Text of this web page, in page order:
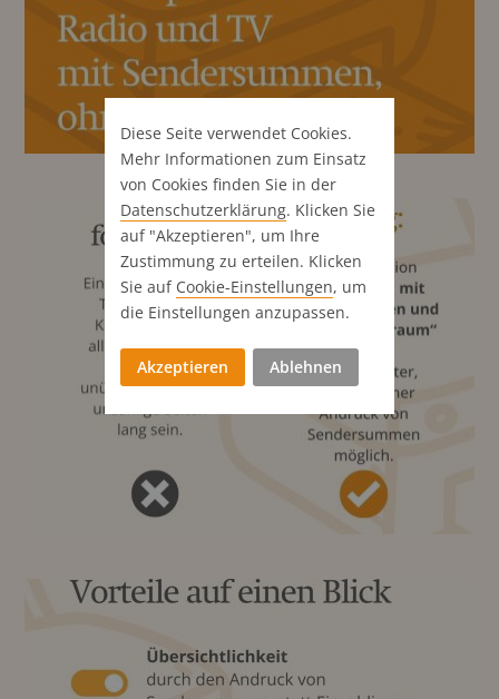
Diese Seite verwendet Cookies.
Mehr Informationen zum Einsatz
von Cookies finden Sie in der
Datenschutz­erklärung. Klicken Sie
auf "Akzeptieren", um Ihre
Zustimmung zu erteilen. Klicken
Sie auf Cookie-Einstellungen, um
die Einstellungen anzupassen.
Akzeptieren Ablehnen